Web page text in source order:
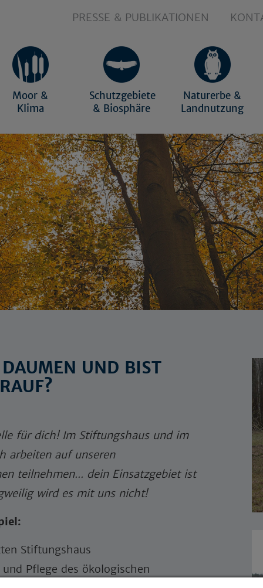
PRESSE & PUBLIKATIONEN
Moor &
Klima
Schutzgebiete
& Biosphäre
Naturerbe &
Landnutzung
UND BIST
für dich! Im Stiftungshaus und im
arbeiten auf unseren
teilnehmen... dein Einsatzgebiet ist
wird es mit uns nicht!
Stiftungshaus
Pflege des ökologischen